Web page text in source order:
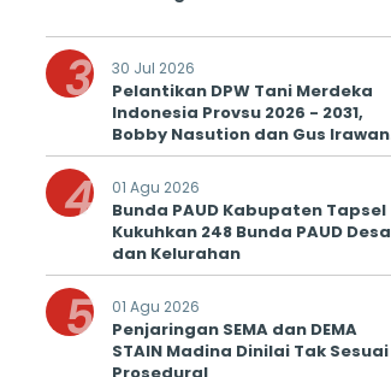
3 30 Jul 2026
Pelantikan DPW Tani Merdeka
Indonesia Provsu 2026 - 2031,
Bobby Nasution dan Gus Irawan
Serukan Kolaborasi Wujudkan
Ketapang dan Kesejahteraan
Petani
4 01 Agu 2026
Bunda PAUD Kabupaten Tapsel
Kukuhkan 248 Bunda PAUD Desa
dan Kelurahan
5 01 Agu 2026
Penjaringan SEMA dan DEMA
STAIN Madina Dinilai Tak Sesuai